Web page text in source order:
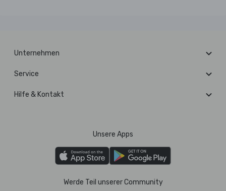
Unternehmen
Service
Hilfe & Kontakt
Unsere Apps
Werde Teil unserer Community